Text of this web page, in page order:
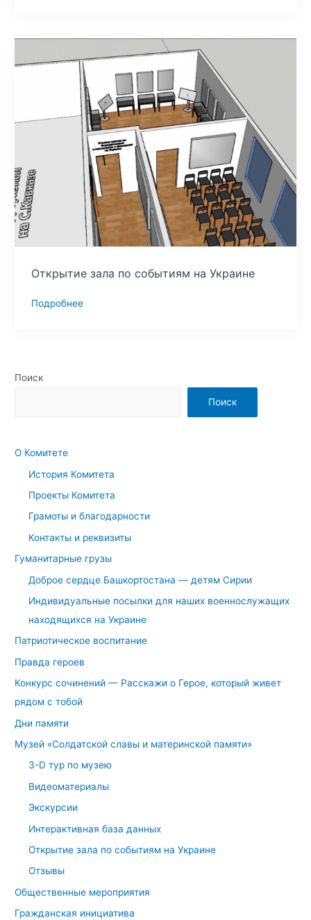
Открытие зала по событиям на Украине
Подробнее
Поиск
Поиск
О Комитете
История Комитета
Проекты Комитета
Грамоты и благодарности
Контакты и реквизиты
Гуманитарные грузы
Доброе сердце Башкортостана — детям Сирии
Индивидуальные посылки для наших военнослужащих
находящихся на Украине
Патриотическое воспитание
Правда героев
Конкурс сочинений — Расскажи о Герое, который живет
рядом с тобой
Дни памяти
Музей «Солдатской славы и материнской памяти»
3-D тур по музею
Видеоматериалы
Экскурсии
Интерактивная база данных
Открытие зала по событиям на Украине
Отзывы
Общественные мероприятия
Гражданская инициатива